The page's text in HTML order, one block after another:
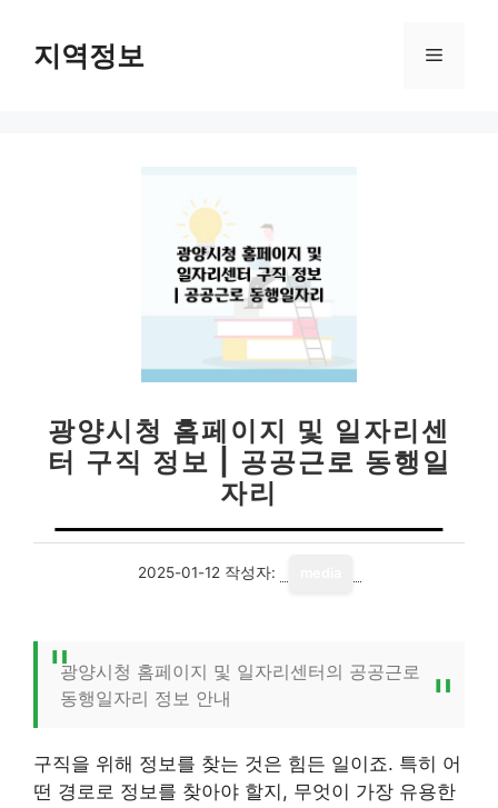
지역정보 메
광양시청 홈페이지 및 일자리센
터 구직 정보 | 공공근로 동행일
자리
2025-01-12 작성자:
광양시청 홈페이지 및 일자리센터의 공공근로
동행일자리 정보 안내
구직을 위해 정보를 찾는 것은 힘든 일이죠. 특히 어
떤 경로로 정보를 찾아야 할지, 무엇이 가장 유용한